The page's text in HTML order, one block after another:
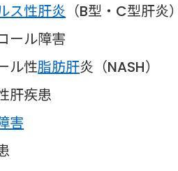
ス性肝炎 （B型・C型肝炎
ール障害
ル性脂肪肝炎（NASH）
肝疾患
害